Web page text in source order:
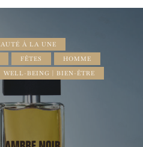
À LA UNE
FÊTES
HOMME
WELL-BEING | BIEN-ÊTRE